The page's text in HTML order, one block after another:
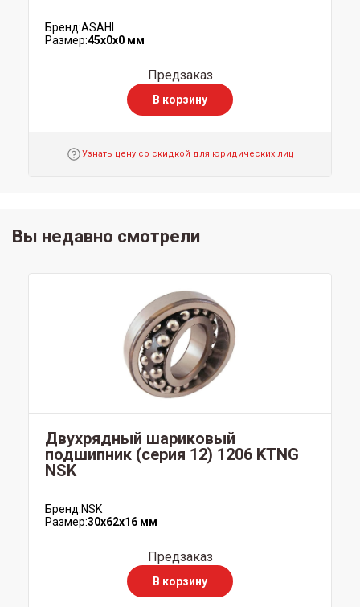
Бренд:ASAHI
Размер:45x0x0 мм
Предзаказ
В корзину
Узнать цену со скидкой для юридических лиц
Вы недавно смотрели
Двухрядный шариковый
подшипник (серия 12) 1206 KTNG
NSK
Бренд:NSK
Размер:30x62x16 мм
Предзаказ
В корзину